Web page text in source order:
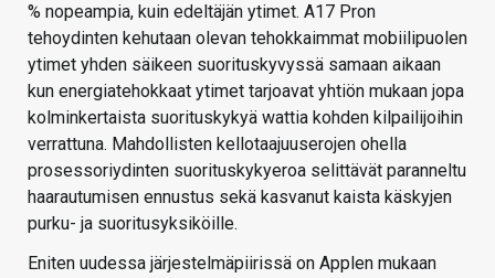
% nopeampia, kuin edeltäjän ytimet. A17 Pron
tehoydinten kehutaan olevan tehokkaimmat mobiilipuolen
ytimet yhden säikeen suorituskyvyssä samaan aikaan
kun energiatehokkaat ytimet tarjoavat yhtiön mukaan jopa
kolminkertaista suorituskykyä wattia kohden kilpailijoihin
verrattuna. Mahdollisten kellotaajuuserojen ohella
prosessoriydinten suorituskykyeroa selittävät paranneltu
haarautumisen ennustus sekä kasvanut kaista käskyjen
purku- ja suoritusyksiköille.
Eniten uudessa järjestelmäpiirissä on Applen mukaan